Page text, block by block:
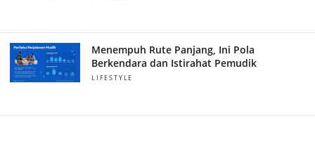
Menempuh Rute Panjang, Ini Pola
Berkendara dan Istirahat Pemudik
LIFESTYLE